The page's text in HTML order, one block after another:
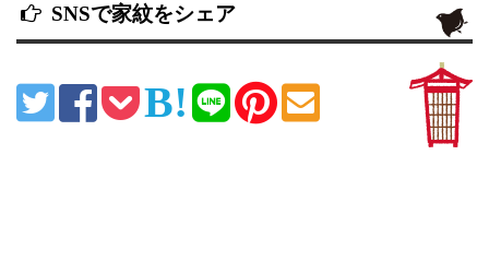
SNSで家紋をシェア